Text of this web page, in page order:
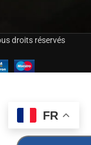
droits réservés
FR